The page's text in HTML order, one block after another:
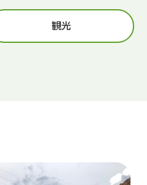
観光